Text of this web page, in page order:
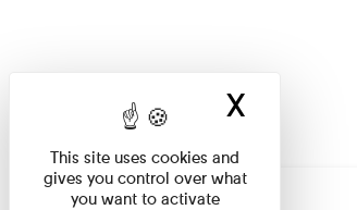
This site uses cookies and
gives you control over what
you want to activate
X Hide